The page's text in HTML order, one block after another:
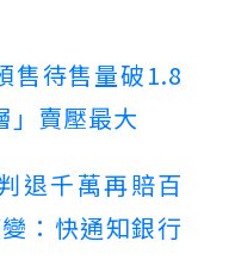
售待售量破1.8
」賣壓最大
退千萬再賠百
：快通知銀行